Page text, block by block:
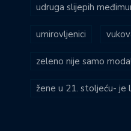
udruga slijepih
umirovljenici
zeleno nije samo moda!
žene u 21. stoljeću- je